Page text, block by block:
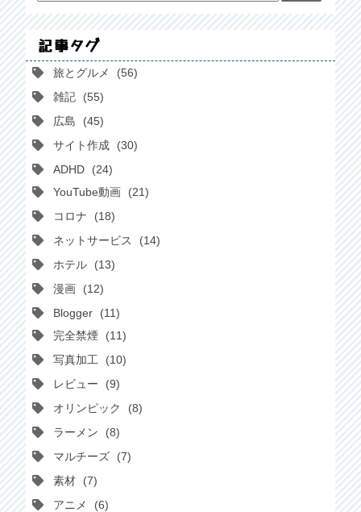
記事タグ
旅とグルメ
56
雑記
55
広島
45
サイト作成
30
ADHD
24
YouTube動画
21
コロナ
18
ネットサービス
14
ホテル
13
漫画
12
Blogger
11
完全禁煙
11
写真加工
10
レビュー
9
オリンピック
8
ラーメン
8
マルチーズ
7
素材
7
アニメ
6